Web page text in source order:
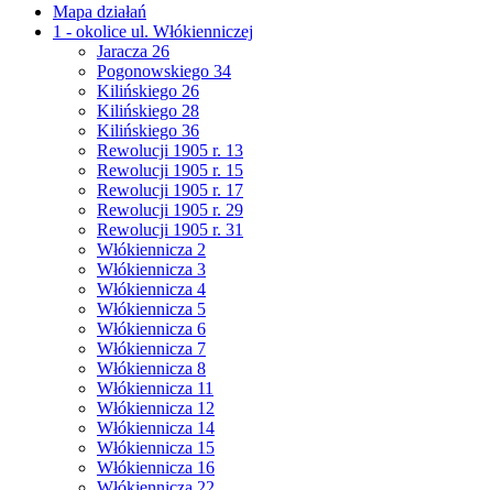
Mapa działań
1 - okolice ul. Włókienniczej
Jaracza 26
Pogonowskiego 34
Kilińskiego 26
Kilińskiego 28
Kilińskiego 36
Rewolucji 1905 r. 13
Rewolucji 1905 r. 15
Rewolucji 1905 r. 17
Rewolucji 1905 r. 29
Rewolucji 1905 r. 31
Włókiennicza 2
Włókiennicza 3
Włókiennicza 4
Włókiennicza 5
Włókiennicza 6
Włókiennicza 7
Włókiennicza 8
Włókiennicza 11
Włókiennicza 12
Włókiennicza 14
Włókiennicza 15
Włókiennicza 16